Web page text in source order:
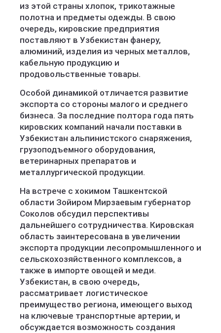
из этой страны хлопок, трикотажные
полотна и предметы одежды. В свою
очередь, кировские предприятия
поставляют в Узбекистан фанеру,
алюминий, изделия из черных металлов,
кабельную продукцию и
продовольственные товары.
Особой динамикой отличается развитие
экспорта со стороны малого и среднего
бизнеса. За последние полтора года пять
кировских компаний начали поставки в
Узбекистан альпинистского снаряжения,
грузоподъемного оборудования,
ветеринарных препаратов и
металлургической продукции.
На встрече с хокимом Ташкентской
области Зойиром Мирзаевым губернатор
Соколов обсудил перспективы
дальнейшего сотрудничества. Кировская
область заинтересована в увеличении
экспорта продукции лесопромышленного и
сельскохозяйственного комплексов, а
также в импорте овощей и меди.
Узбекистан, в свою очередь,
рассматривает логистическое
преимущество региона, имеющего выход
на ключевые транспортные артерии, и
обсуждается возможность создания